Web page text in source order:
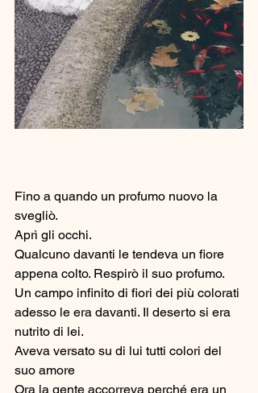
Fino a quando un profumo nuovo la
svegliò.
Aprì gli occhi.
Qualcuno davanti le tendeva un fiore
appena colto. Respirò il suo profumo.
Un campo infinito di fiori dei più colorati
adesso le era davanti. Il deserto si era
nutrito di lei.
Aveva versato su di lui tutti colori del
suo amore
Ora la gente accorreva perché era un